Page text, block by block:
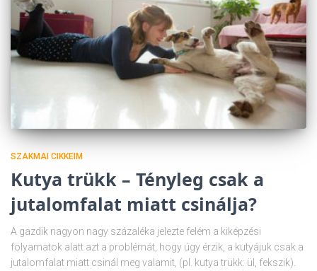
SZAKMAI CIKKEIM
Kutya trükk – Tényleg csak a
jutalomfalat miatt csinálja?
A gazdik nagyon nagy százaléka jelezte felém a kiképzési
folyamatok alatt azt a problémát, hogy úgy érzik, a kutyájuk csak a
jutalomfalat miatt csinál meg valamit, (pl. kutya trükk: ül, fekszik).